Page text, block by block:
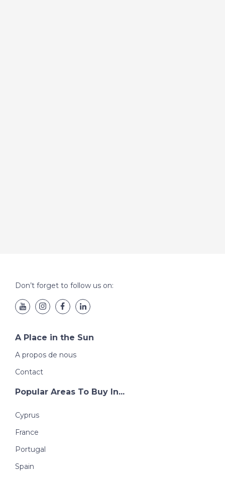
Don’t forget to follow us on:
A Place in the Sun
A propos de nous
Contact
Popular Areas To Buy In...
Cyprus
France
Portugal
Spain